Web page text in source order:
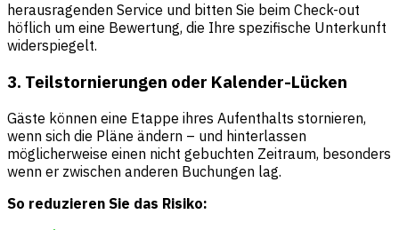
herausragenden Service und bitten Sie beim Check-out
höflich um eine Bewertung, die Ihre spezifische Unterkunft
widerspiegelt.
3. Teilstornierungen oder Kalender-Lücken
Gäste können eine Etappe ihres Aufenthalts stornieren,
wenn sich die Pläne ändern – und hinterlassen
möglicherweise einen nicht gebuchten Zeitraum, besonders
wenn er zwischen anderen Buchungen lag.
So reduzieren Sie das Risiko: